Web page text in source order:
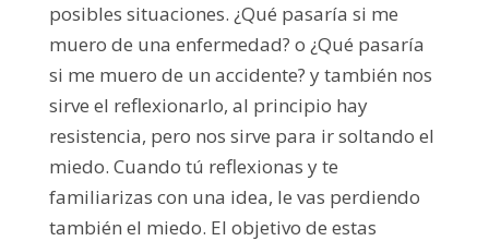
posibles situaciones. ¿Qué pasaría si me
muero de una enfermedad? o ¿Qué pasaría
si me muero de un accidente? y también nos
sirve el reflexionarlo, al principio hay
resistencia, pero nos sirve para ir soltando el
miedo. Cuando tú reflexionas y te
familiarizas con una idea, le vas perdiendo
también el miedo. El objetivo de estas